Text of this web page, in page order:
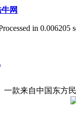
网
in 0.006205
一款来自中国东方